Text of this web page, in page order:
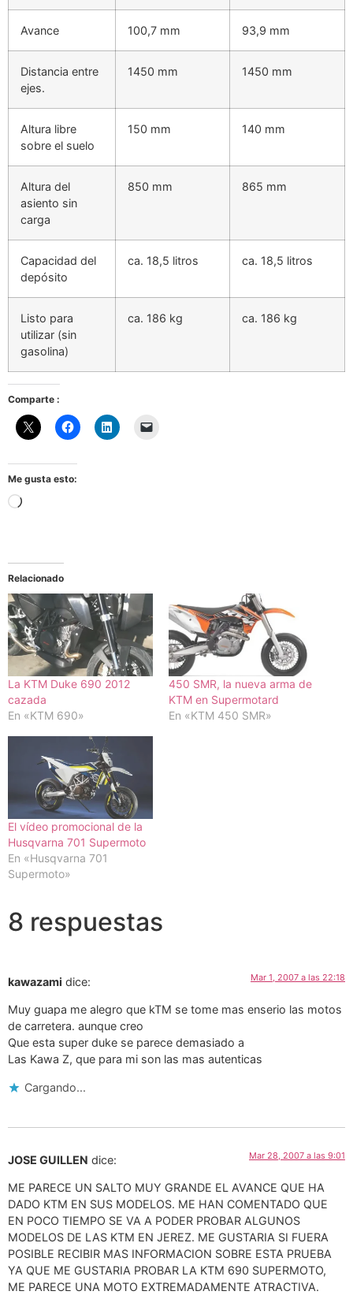
Avance 100,7 mm 93,9 mm
Distancia entre
ejes.
1450 mm 1450 mm
Altura libre
sobre el suelo
150 mm 140 mm
Altura del
asiento sin
carga
850 mm 865 mm
Capacidad del
depósito
ca. 18,5 litros ca. 18,5 litros
Listo para
utilizar (sin
gasolina)
ca. 186 kg ca. 186 kg
Comparte :
Me gusta esto:
Cargando...
Relacionado
La KTM Duke 690 2012
cazada
En «KTM 690»
450 SMR, la nueva arma de
KTM en Supermotard
En «KTM 450 SMR»
El vídeo promocional de la
Husqvarna 701 Supermoto
En «Husqvarna 701
Supermoto»
8 respuestas
kawazami dice: Mar 1, 2007 a las 22:18
Muy guapa me alegro que kTM se tome mas enserio las motos
de carretera. aunque creo
Que esta super duke se parece demasiado a
Las Kawa Z, que para mi son las mas autenticas
Cargando...
JOSE GUILLEN dice: Mar 28, 2007 a las 9:01
ME PARECE UN SALTO MUY GRANDE EL AVANCE QUE HA
DADO KTM EN SUS MODELOS. ME HAN COMENTADO QUE
EN POCO TIEMPO SE VA A PODER PROBAR ALGUNOS
MODELOS DE LAS KTM EN JEREZ. ME GUSTARIA SI FUERA
POSIBLE RECIBIR MAS INFORMACION SOBRE ESTA PRUEBA
YA QUE ME GUSTARIA PROBAR LA KTM 690 SUPERMOTO,
ME PARECE UNA MOTO EXTREMADAMENTE ATRACTIVA.